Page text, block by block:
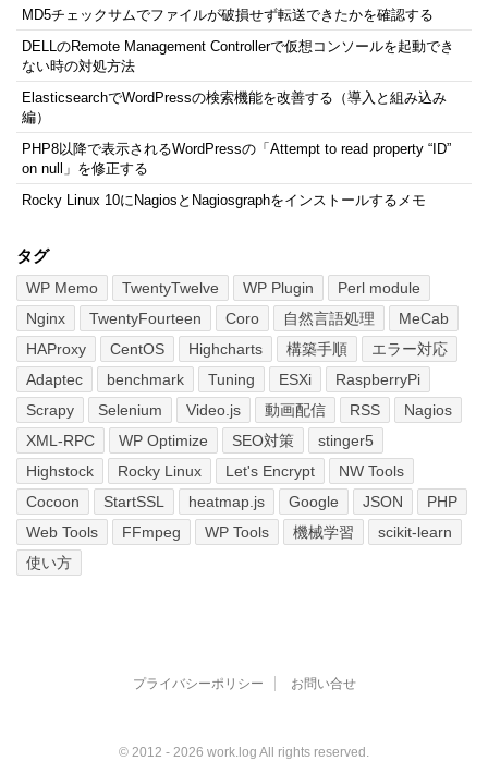
MD5チェックサムでファイルが破損せず転送できたかを確認する
DELLのRemote Management Controllerで仮想コンソールを起動でき
ない時の対処方法
ElasticsearchでWordPressの検索機能を改善する（導入と組み込み
編）
PHP8以降で表示されるWordPressの「Attempt to read property “ID”
on null」を修正する
Rocky Linux 10にNagiosとNagiosgraphをインストールするメモ
タグ
WP Memo TwentyTwelve WP Plugin
Perl module
Nginx
TwentyFourteen Coro 自然言語処理
MeCab
HAProxy
CentOS Highcharts 構築手順
エラー対応
Adaptec
benchmark Tuning ESXi
RaspberryPi
Scrapy
Selenium Video.js 動画配信 RSS
Nagios
XML-RPC
WP Optimize SEO対策
stinger5
Highstock
Rocky Linux Let's Encrypt
NW Tools
Cocoon
StartSSL heatmap.js Google JSON
PHP
Web Tools
FFmpeg WP Tools 機械学習
scikit-learn
使い方
プライバシーポリシー お問い合せ
© 2012 - 2026 work.log All rights reserved.